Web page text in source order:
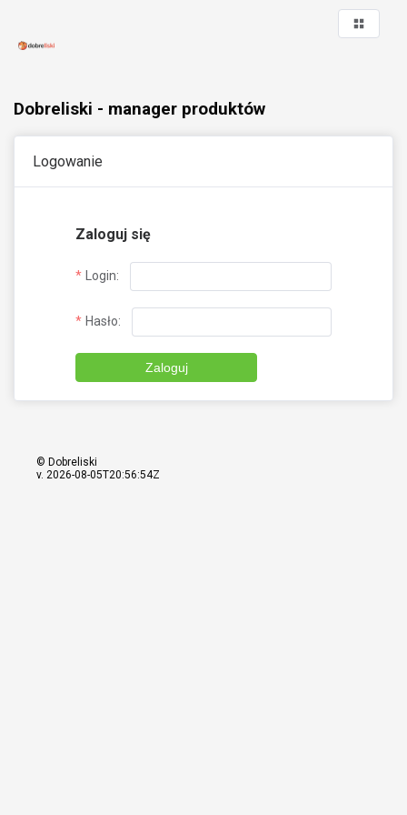
Dobreliski - manager produktów
Logowanie
Zaloguj się
Login:
Hasło:
Zaloguj
© Dobreliski
v. 2026-08-05T20:56:54Z